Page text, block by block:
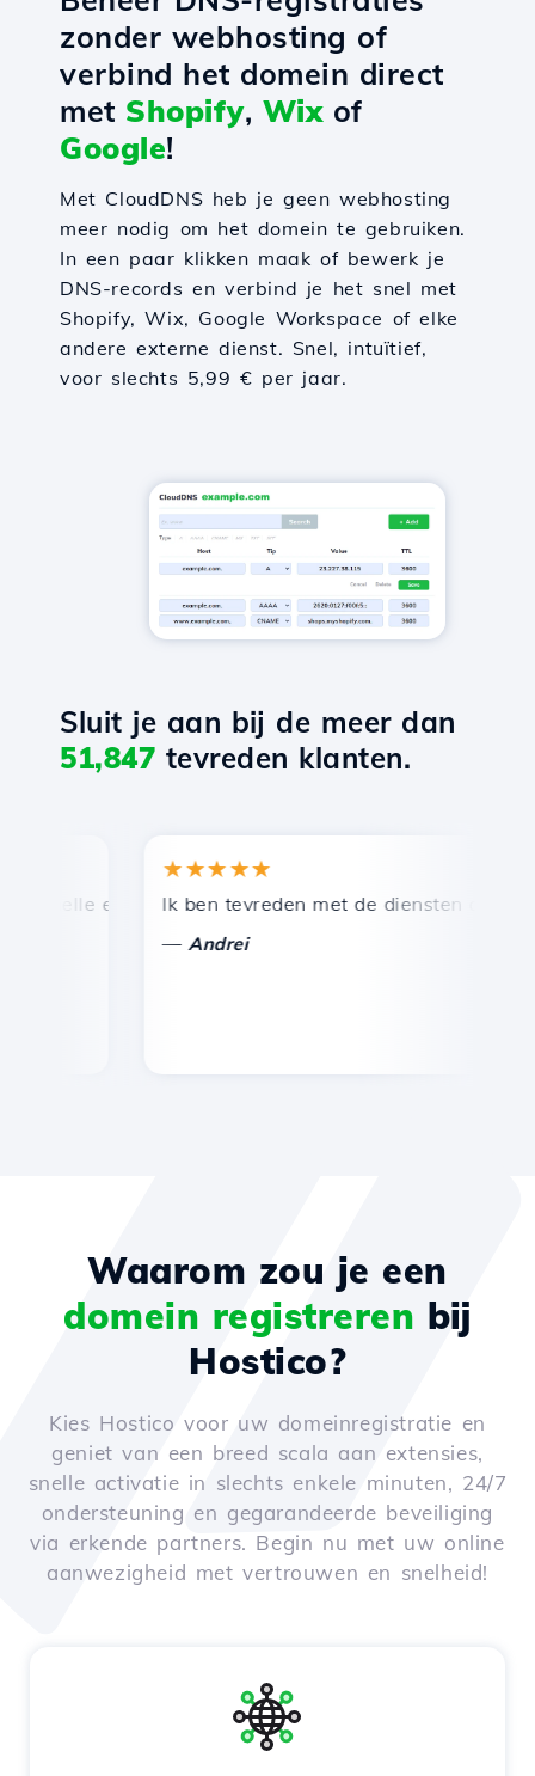
zonder webhosting of
verbind het domein direct
met Shopify, Wixof
Google!
Met CloudDNS heb je geen webhosting
meer nodig om het domein te gebruiken.
In een paar klikken maak of bewerk je
DNS-records en verbind je het snel met
Shopify, Wix, Google Workspace of elke
andere externe dienst. Snel, intuïtief,
voor slechts 5,99 € per jaar.
Sluit je aan bij de meer dan
51,847 tevreden klanten.
en efficiënte technische ondersteuning.
★★★★★
Ik ben tevreden met de diensten die door
Andrei
Waarom zou je een
domein registreren bij
Hostico?
Kies Hostico voor uw domeinregistratie en
geniet van een breed scala aan extensies,
snelle activatie in slechts enkele minuten, 24/7
ondersteuning en gegarandeerde beveiliging
via erkende partners. Begin nu met uw online
aanwezigheid met vertrouwen en snelheid!